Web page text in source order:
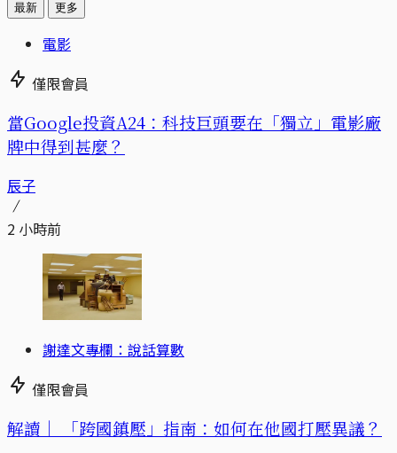
最新 更多
電影
僅限會員
當Google投資A24：科技巨頭要在「獨立」電影廠
牌中得到甚麼？
辰子
2 小時前
謝達文專欄：說話算數
僅限會員
解讀｜ 「跨國鎮壓」指南：如何在他國打壓異議？